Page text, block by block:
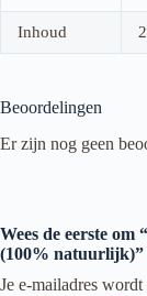
Inhoud
Beoordelingen
Er zijn nog geen
Wees de eerste
(100% natuurlijk)”
Je e-mailadres